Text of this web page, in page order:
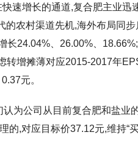
速增长的通道,复合肥主业
的农村渠道先机,海外布局同
长24.04%、26.00%、
转增摊薄对应2015-2017年
元。
认为公司从目前复合肥和盐
,对应目标价37.12元,维持“买